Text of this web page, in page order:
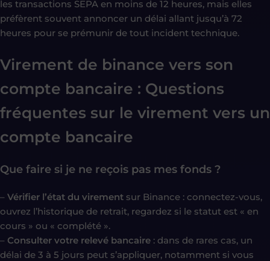
les transactions SEPA en moins de 12 heures, mais elles
préfèrent souvent annoncer un délai allant jusqu’à 72
heures pour se prémunir de tout incident technique.
Virement de binance vers son
compte bancaire : Questions
fréquentes sur le virement vers un
compte bancaire
Que faire si je ne reçois pas mes fonds ?
– Vérifier l’état du virement sur Binance : connectez-vous,
ouvrez l’historique de retrait, regardez si le statut est « en
cours » ou « complété ».
– Consulter votre relevé bancaire : dans de rares cas, un
délai de 3 à 5 jours peut s’appliquer, notamment si vous